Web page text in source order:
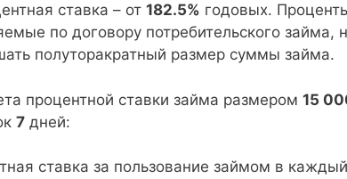
ставка – от182.5% годовых.
по договору потребительского займа,
полуторакратный размер суммы займа.
процентной ставки займа размером15
7 дней:
ставка за пользование займом в